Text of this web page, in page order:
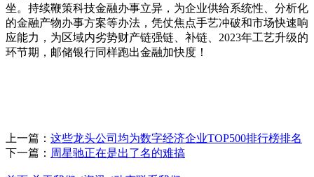
坐。持续鞭策科技金融办事立异，为企业供给系统性、分析化
的金融产物办事方案等办法，凭仗焦点手艺冲破和市场快速响
应能力，为区域内劣势财产链强链、补链、2023年工艺升级的
环节期，邮储银行同样跑出金融加快度！
上一篇： 这些龙头公司均为数字经济企业TOP500排行榜排名
下一篇： 周星驰正在是出了名的难搞